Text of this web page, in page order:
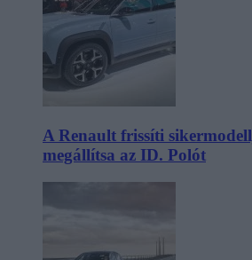
A Renault frissíti
megállítsa az ID. Polót